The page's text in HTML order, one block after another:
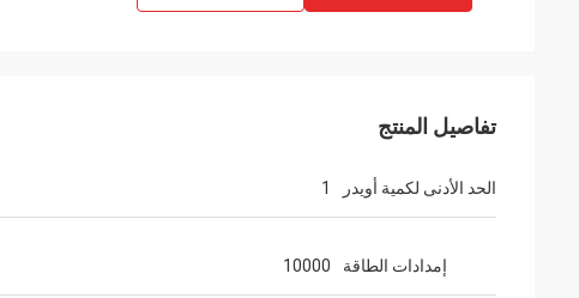
تفاصيل المنتج
الحد الأدنى لكمية أويدر 1
إمدادات الطاقة 10000